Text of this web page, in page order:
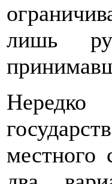
лишь
местного